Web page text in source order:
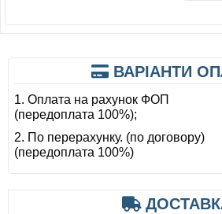
ВАРІАНТИ
1. Оплата на рахунок ФОП
(передоплата 100%);
2. По перерахунку. (по договору)
(передоплата 100%)